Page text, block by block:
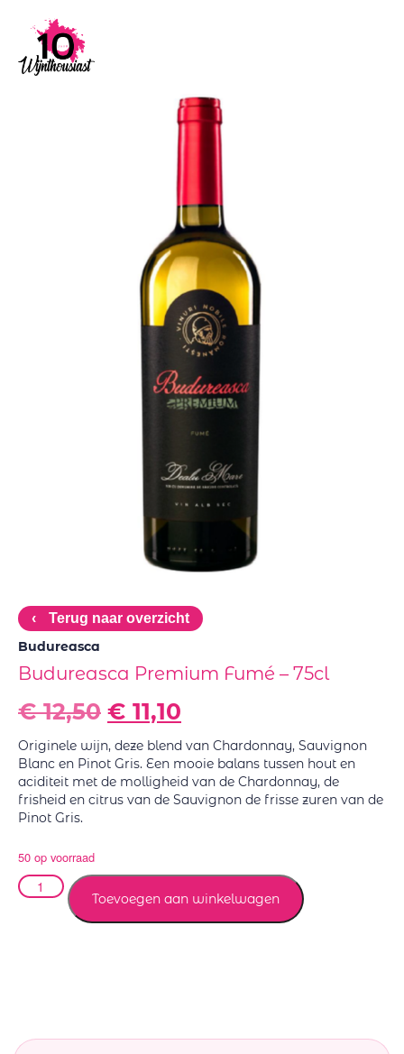
‹ Terug naar overzicht
Budureasca
Budureasca Premium Fumé – 75cl
€12,50 € 11,10
Originele wijn, deze blend van Chardonnay, Sauvignon
Blanc en Pinot Gris. Een mooie balans tussen hout en
aciditeit met de molligheid van de Chardonnay, de
frisheid en citrus van de Sauvignon de frisse zuren van de
Pinot Gris.
50 op voorraad
Toevoegen aan winkelwagen